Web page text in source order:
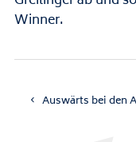
Winner.
Auswärts bei den